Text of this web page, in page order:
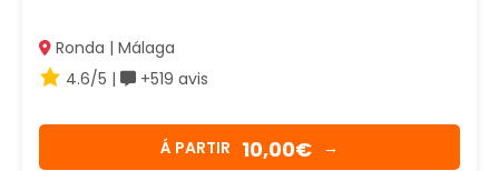
Ronda | Málaga
4.6/5 |
+519 avis
Á PARTIR 10,00€ →